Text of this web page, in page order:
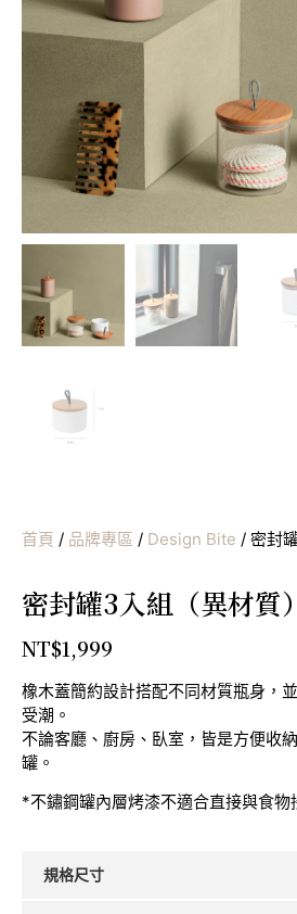
首頁 / 品牌專區 / Design Bite / 密封
密封罐3入組（異材質）
NT$1,999
橡木蓋簡約設計搭配不同材質瓶身，
受潮。
不論客廳、廚房、臥室，皆是方便收
罐。
*不鏽鋼罐內層烤漆不適合直接與食物
規格尺寸